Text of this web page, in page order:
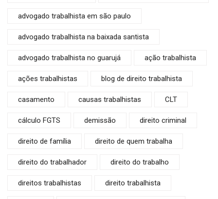
advogado trabalhista em são paulo
advogado trabalhista na baixada santista
advogado trabalhista no guarujá ação trabalhista
ações trabalhistas blog de direito trabalhista
casamento causas trabalhistas CLT
cálculo FGTS demissão direito criminal
direito de família direito de quem trabalha
direito do trabalhador direito do trabalho
direitos trabalhistas direito trabalhista